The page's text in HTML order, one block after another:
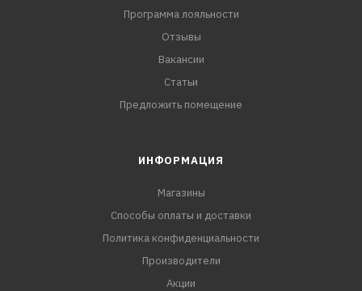
Программа лояльности
Отзывы
Вакансии
Статьи
Предложить помещение
ИНФОРМАЦИЯ
Магазины
Способы оплаты и доставки
Политика конфиденциальности
Производители
Акции